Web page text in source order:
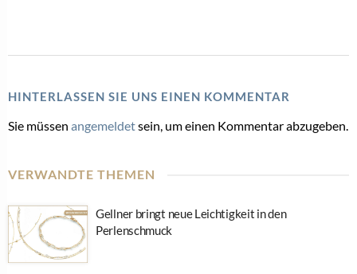
HINTERLASSEN SIE UNS EINEN KOMMENTAR
Sie müssen angemeldetsein, um einen Kommentar abzugeben.
VERWANDTE THEMEN
Gellner bringt neue Leichtigkeit in den
Perlenschmuck